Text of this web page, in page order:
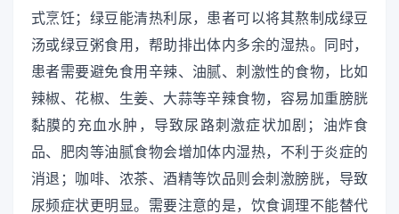
式烹饪；绿豆能清热利尿，患者可以将其熬制成绿豆
汤或绿豆粥食用，帮助排出体内多余的湿热。同时，
患者需要避免食用辛辣、油腻、刺激性的食物，比如
辣椒、花椒、生姜、大蒜等辛辣食物，容易加重膀胱
黏膜的充血水肿，导致尿路刺激症状加剧；油炸食
品、肥肉等油腻食物会增加体内湿热，不利于炎症的
消退；咖啡、浓茶、酒精等饮品则会刺激膀胱，导致
尿频症状更明显。需要注意的是，饮食调理不能替代